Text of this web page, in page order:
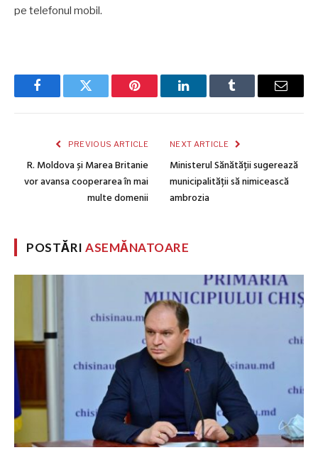
pe telefonul mobil.
FacebookTwitter Pinterest LinkedInTumblr Email
PREVIOUS ARTICLE
R. Moldova și Marea Britanie
vor avansa cooperarea în mai
multe domenii
NEXT ARTICLE
Ministerul Sănătății sugerează
municipalității să nimicească
ambrozia
POSTĂRIASEMĂNATOARE